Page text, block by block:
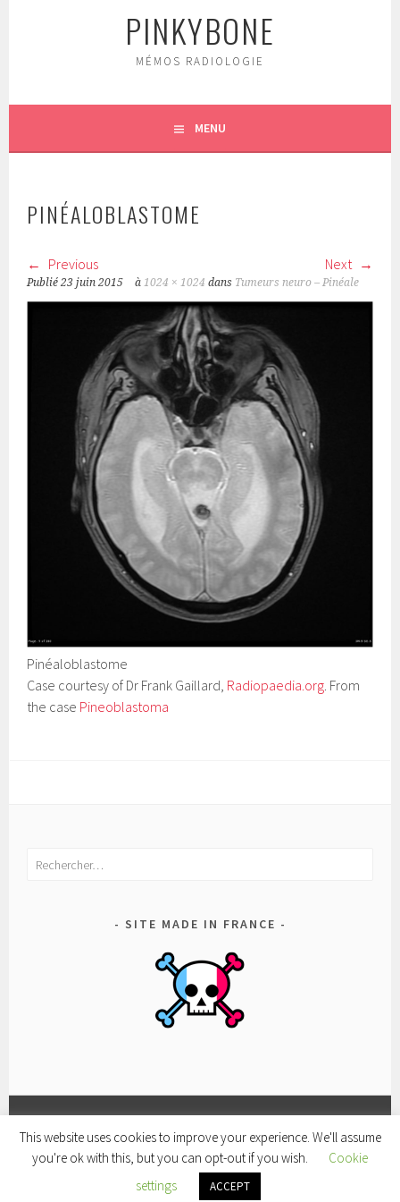
PINKYBONE
MÉMOS RADIOLOGIE
MENU
PINÉALOBLASTOME
Previous Next
Publié23 juin 2015 à1024 × 1024 dans Tumeurs neuro – Pinéale
Pinéaloblastome
Case courtesy of Dr Frank Gaillard, Radiopaedia.org. From
the case Pineoblastoma
Rechercher :
SITE MADE IN FRANCE
FACEBOOKCONDITIONS
D’UTILISATION
POLITIQUE
CONFIDENTIALITÉ
FIÈREMENT PROPULSÉ PAR WORDPRESS
PARWORDPRESS.COM
This website uses cookies to improve your experience. We'll assume
you're ok with this, but you can opt-out if you wish.
Cookie
settings
ACCEPT